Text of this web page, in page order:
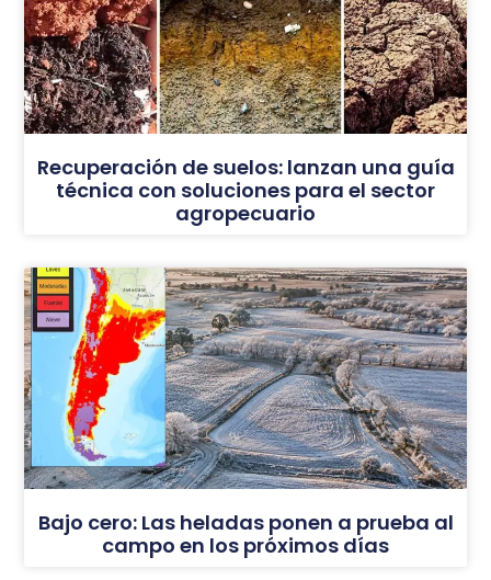
Recuperación de suelos: lanzan una guía
técnica con soluciones para el sector
agropecuario
Bajo cero: Las heladas ponen a prueba al
campo en los próximos días